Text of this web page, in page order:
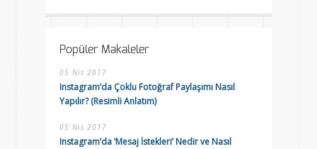
Popüler Makaleler
05 Nis 2017
Instagram’da Çoklu Fotoğraf Paylaşımı Nasıl
Yapılır? (Resimli Anlatım)
05 Nis 2017
Instagram’da ‘Mesaj İstekleri’ Nedir ve Nasıl